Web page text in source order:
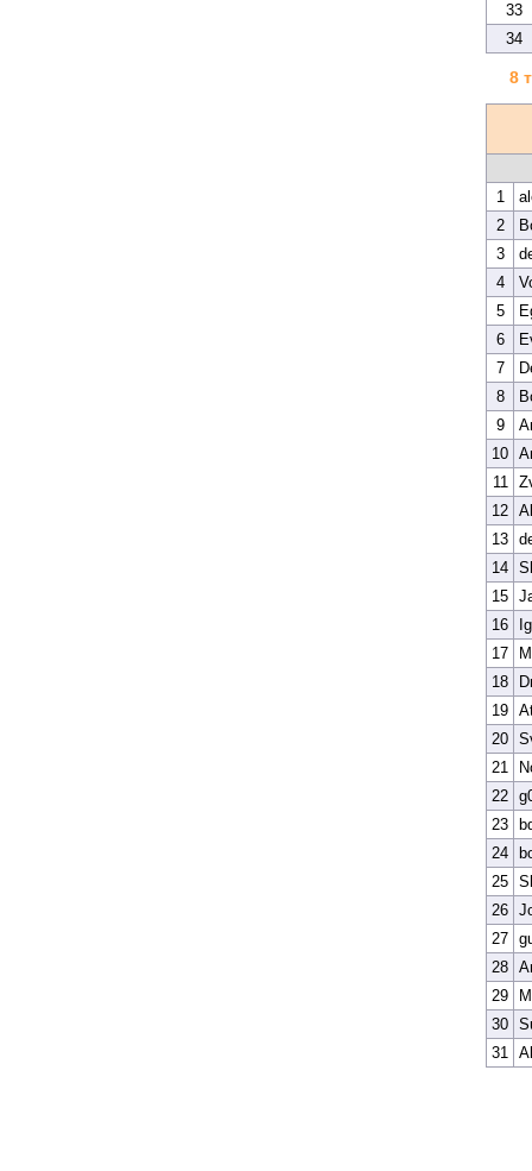
33
34
8
1
2
3
4
5
6
7
8
9
10
11
12
13
14
15
16
17
18
19
20
21
22
23
24
25
26
27
28
29
30
31